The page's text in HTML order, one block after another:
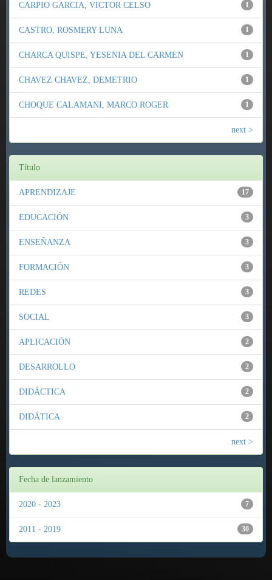
1
CARPIO GARCIA, VICTOR CELSO
1
CASTRO, ROSMERY LUNA
1
CHARCA QUISPE, YESENIA DEL CARMEN
1
CHAVEZ CHAVEZ, DEMETRIO
1
CHOQUE CALAMANI, MARCO ROGER
next >
Título
17
APRENDIZAJE
3
EDUCACIÓN
3
ENSEÑANZA
3
FORMACIÓN
3
REDES
3
SOCIAL
2
APLICACIÓN
2
DESARROLLO
2
DIDÁCTICA
2
DIDÁTICA
next >
Fecha de lanzamiento
7
2020 - 2023
30
2011 - 2019